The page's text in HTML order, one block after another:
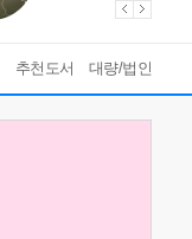
추천도서 대량/법인